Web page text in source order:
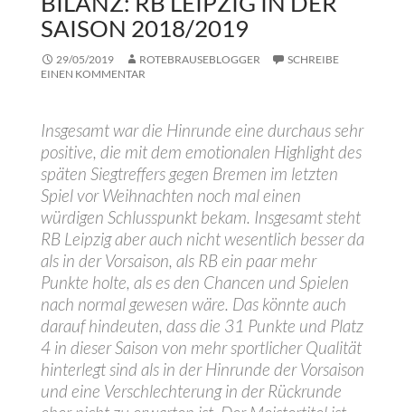
SAISON 2018/2019
29/05/2019 ROTEBRAUSEBLOGGER
SCHREIBE
EINEN KOMMENTAR
Insgesamt war die Hinrunde eine durchaus sehr
positive, die mit dem emotionalen Highlight des
späten Siegtreffers gegen Bremen im letzten
Spiel vor Weihnachten noch mal einen
würdigen Schlusspunkt bekam. Insgesamt steht
RB Leipzig aber auch nicht wesentlich besser da
als in der Vorsaison, als RB ein paar mehr
Punkte holte, als es den Chancen und Spielen
nach normal gewesen wäre. Das könnte auch
darauf hindeuten, dass die 31 Punkte und Platz
4 in dieser Saison von mehr sportlicher Qualität
hinterlegt sind als in der Hinrunde der Vorsaison
und eine Verschlechterung in der Rückrunde